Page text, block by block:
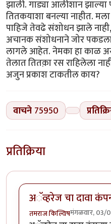
झाली. गाड्या आलीशान झाल्या
तितकयाशा बनल्या नाहीत.
पाहिजे तेवढे संशोधन झाले
अचानक संशोधनाने जोर
लागले आहेत. नेमका हा काळ
तेलात तितक़ा रस राहिलेला
अजुन प्रकाश टाकतील काय?
वाचने 75950
प्रतिक्रिया
अॅव्हरेज चा दावा
तमराज किल्विषमंगळवार, 03/